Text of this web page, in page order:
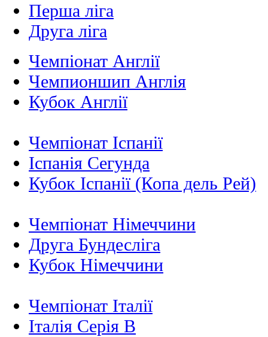
Перша ліга
Друга ліга
Чемпіонат Англії
Чемпионшип Англія
Кубок Англії
Чемпіонат Іспанії
Іспанія Сегунда
Кубок Іспанії (Копа дель Рей)
Чемпіонат Німеччини
Друга Бундесліга
Кубок Німеччини
Чемпіонат Італії
Італія Серія B